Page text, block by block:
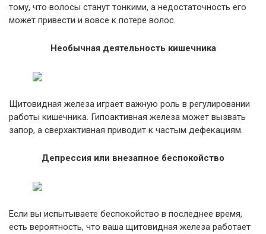
тому, что волосы станут тонкими, а недостаточность его
может привести и вовсе к потере волос.
Необычная деятельность кишечника
Щитовидная железа играет важную роль в регулировании
работы кишечника. Гипоактивная железа может вызвать
запор, а сверхактивная приводит к частым дефекациям.
Депрессия или внезапное беспокойство
Если вы испытываете беспокойство в последнее время,
есть вероятность, что ваша щитовидная железа работает